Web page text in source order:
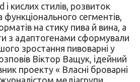
кислих стилів, розвиток
сегментів,
на стику пива й вина, а
з адаптогенами сформували
зростання пивоварні у
Віктор Ващук, ідейний
проекту « Власні броварні
медіагрупи